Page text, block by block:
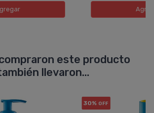
este producto
llevaron...
30% OFF